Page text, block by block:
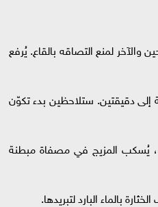
لمنع التصاقه بالقاع. يُرفع
إلى دقيقتين. ستلاحظين بدء تكوّن
درجة حرارة الغرفة لمدة 30 دقيقة، بعد ذلك، يُسكب المزيج في مصفاة مبطنة
بالماء البارد لتبريدها.